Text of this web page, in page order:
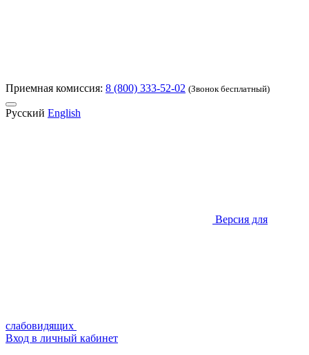
Приемная комиссия: 8 (800) 333-52-02 (Звонок бесплатный)
Русский English
Версия для
слабовидящих
Вход в личный кабинет